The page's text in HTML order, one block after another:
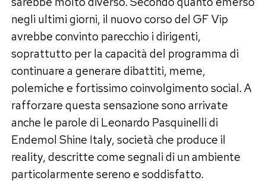
negli ultimi giorni, il nuovo corso del GF Vip
avrebbe convinto parecchio i dirigenti,
soprattutto per la capacità del programma di
continuare a generare dibattiti, meme,
polemiche e fortissimo coinvolgimento social. A
rafforzare questa sensazione sono arrivate
anche le parole di Leonardo Pasquinelli di
Endemol Shine Italy, società che produce il
reality, descritte come segnali di un ambiente
particolarmente sereno e soddisfatto.